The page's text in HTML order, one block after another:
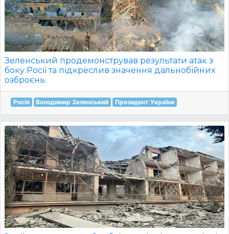
Зеленський продемонстрував результати атак з
боку Росії та підкреслив значення дальнобійних
озброєнь.
Росія Володимир Зеленський Президент України